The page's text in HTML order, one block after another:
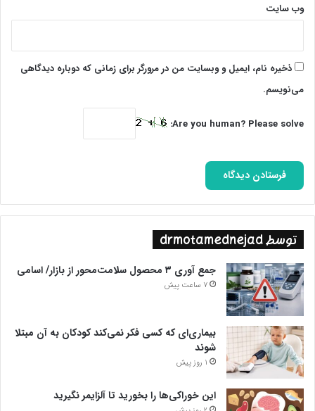
وب‌ سایت
ذخیره نام، ایمیل و وبسایت من در مرورگر برای زمانی که دوباره دیدگاهی
می‌نویسم.
Are you human? Please solve:
توسط drmotamednejad
جمع آوری ۳ محصول سلامت‌محور از بازار/ اسامی
7 ساعت پیش
بیماری‌ای که کسی فکر نمی‌کند کودکان به آن مبتلا
شوند
1 روز پیش
این خوراکی‌ها را بخورید تا آلزایمر نگیرید